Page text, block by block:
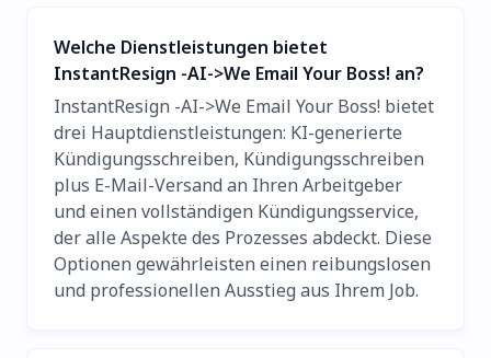
Welche Dienstleistungen bietet
InstantResign -AI->We Email Your Boss! an?
InstantResign -AI->We Email Your Boss! bietet
drei Hauptdienstleistungen: KI-generierte
Kündigungsschreiben, Kündigungsschreiben
plus E-Mail-Versand an Ihren Arbeitgeber
und einen vollständigen Kündigungsservice,
der alle Aspekte des Prozesses abdeckt. Diese
Optionen gewährleisten einen reibungslosen
und professionellen Ausstieg aus Ihrem Job.